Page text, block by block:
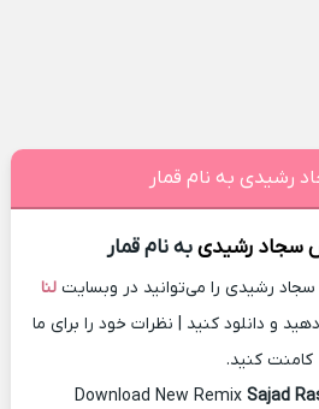
رشیدی به نام قمار
سجاد رشیدیبه نام قمار
رشیدی را می‌توانید در وبسایت لنا
و دانلود کنید | نظرات خود را برای ما
کامنت کنید.
Download New Remix Sajad